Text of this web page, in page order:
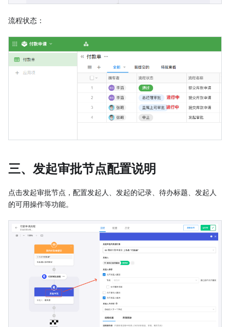
流程状态：
三、发起审批节点配置说明
点击发起审批节点，配置发起人、发起的记录、待办标题、发起人
的可用操作等功能。